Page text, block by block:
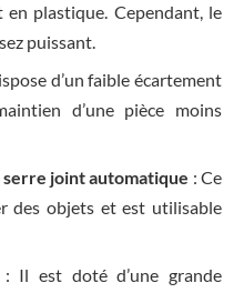
plastique. Cependant, le
puissant.
d’un faible écartement
d’une pièce moins
joint automatique : Ce
des objets et est utilisable
: Il est doté d’une grande